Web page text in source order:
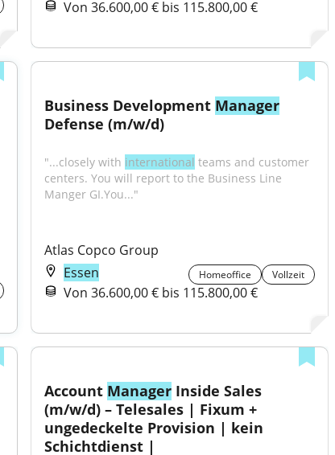
Von 36.600,00 € bis 115.800,00 €
Business Development Manager
Defense (m/w/d)
"...closely with international teams and customer
centers. You will report to the Business Line
Manger GI.You..."
Atlas Copco Group
Essen
Homeoffice Vollzeit
Von 36.600,00 € bis 115.800,00 €
Account Manager Inside Sales
(m/w/d) – Telesales | Fixum +
ungedeckelte Provision | kein
Schichtdienst |